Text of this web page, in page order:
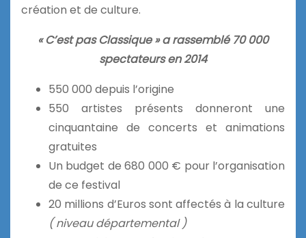
création et de culture.
« C’est pas Classique » a rassemblé 70 000
spectateurs en 2014
550 000 depuis l’origine
550 artistes présents donneront une
cinquantaine de concerts et animations
gratuites
Un budget de 680 000 € pour l’organisation
de ce festival
20 millions d’Euros sont affectés à la culture
( niveau départemental )